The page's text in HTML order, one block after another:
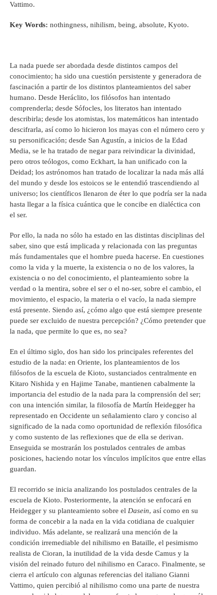
Vattimo.
Key Words: nothingness, nihilism, being, absolute, Kyoto.
La nada puede ser abordada desde distintos campos del
conocimiento; ha sido una cuestión persistente y generadora de
fascinación a partir de los distintos planteamientos del saber
humano. Desde Heráclito, los filósofos han intentado
comprenderla; desde Sófocles, los literatos han intentado
describirla; desde los atomistas, los matemáticos han intentado
descifrarla, así como lo hicieron los mayas con el número cero y
su personificación; desde San Agustín, a inicios de la Edad
Media, se le ha tratado de negar para reivindicar la divinidad,
pero otros teólogos, como Eckhart, la han unificado con la
Deidad; los astrónomos han tratado de localizar la nada más allá
del mundo y desde los estoicos se le entendió trascendiendo al
universo; los científicos llenaron de éter lo que podría ser la nada
hasta llegar a la física cuántica que le concibe en dialéctica con
el ser.
Por ello, la nada no sólo ha estado en las distintas disciplinas del
saber, sino que está implicada y relacionada con las preguntas
más fundamentales que el hombre pueda hacerse. En cuestiones
como la vida y la muerte, la existencia o no de los valores, la
existencia o no del conocimiento, el planteamiento sobre la
verdad o la mentira, sobre el ser o el no-ser, sobre el cambio, el
movimiento, el espacio, la materia o el vacío, la nada siempre
está presente. Siendo así, ¿cómo algo que está siempre presente
puede ser excluido de nuestra percepción? ¿Cómo pretender que
la nada, que permite lo que es, no sea?
En el último siglo, dos han sido los principales referentes del
estudio de la nada: en Oriente, los planteamientos de los
filósofos de la escuela de Kioto, sustanciados centralmente en
Kitaro Nishida y en Hajime Tanabe, mantienen cabalmente la
importancia del estudio de la nada para la comprensión del ser;
con una intención similar, la filosofía de Martín Heidegger ha
representado en Occidente un señalamiento claro y conciso al
significado de la nada como oportunidad de reflexión filosófica
y como sustento de las reflexiones que de ella se derivan.
Enseguida se mostrarán los postulados centrales de ambas
posiciones, haciendo notar los vínculos implícitos que entre ellas
guardan.
El recorrido se inicia analizando los postulados centrales de la
escuela de Kioto. Posteriormente, la atención se enfocará en
Heidegger y su planteamiento sobre el Dasein, así como en su
forma de concebir a la nada en la vida cotidiana de cualquier
individuo. Más adelante, se realizará una mención de la
condición irremediable del nihilismo en Bataille, el pesimismo
realista de Cioran, la inutilidad de la vida desde Camus y la
visión del reinado futuro del nihilismo en Caraco. Finalmente, se
cierra el artículo con algunas referencias del italiano Gianni
Vattimo, quien percibió al nihilismo como una parte de nuestra